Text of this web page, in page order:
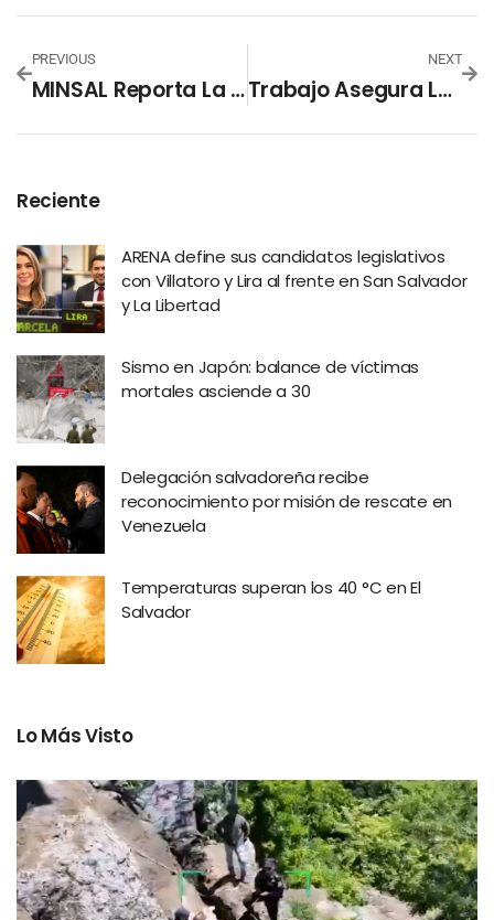
PREVIOUS
MINSAL Reporta La Mayor Cifra De Casos De Covid-19 Diarios
NEXT
Trabajo Asegura La Mayor Parte De Las Empresas Han Cumplido Con Todo El Requerimiento
Reciente
ARENA define sus candidatos legislativos
con Villatoro y Lira al frente en San Salvador
y La Libertad
Sismo en Japón: balance de víctimas
mortales asciende a 30
Delegación salvadoreña recibe
reconocimiento por misión de rescate en
Venezuela
Temperaturas superan los 40 °C en El
Salvador
Lo Más Visto